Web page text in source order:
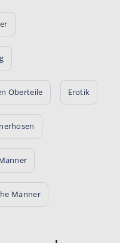
Oberteile Erotik
Männer